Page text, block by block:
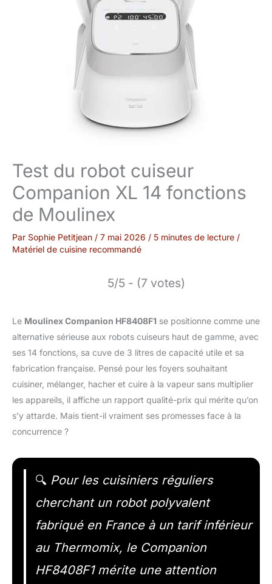
Test du robot cuiseur
Companion XL 14 fonctions
de Moulinex
Par Sophie Petitjean / 7 mai 2026 / 5 minutes de lecture /
Matériel de cuisine recommandé
5/5 - (7 votes)
Le Moulinex Companion HF8408F1 se positionne comme une
alternative sérieuse aux robots cuiseurs haut de gamme, avec
ses 14 fonctions, sa cuve de 3 litres de capacité utile et sa
fabrication française. Pensé pour les foyers souhaitant
cuisiner, mélanger, hacher et cuire à la vapeur sans multiplier
les appareils, il affiche un rapport qualité-prix qui mérite qu’on
s’y attarde. Mais tient-il vraiment ses promesses face à la
concurrence ?
🔍 Pour les cuisiniers réguliers
cherchant un robot polyvalent
fabriqué en France à un tarif inférieur
au Thermomix, le Companion
HF8408F1 mérite une attention